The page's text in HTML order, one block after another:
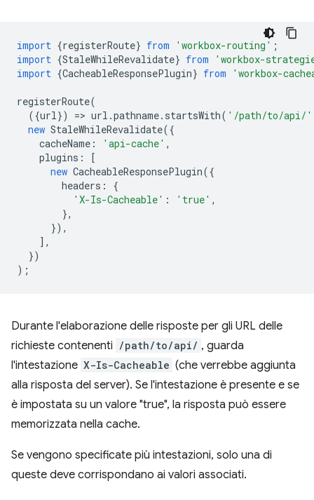
import {registerRoute} from 'workbox-routing' ;
import {StaleWhileRevalidate} from
'workbox-
import {CacheableResponsePlugin} from 'workbox-
registerRoute(
({url}) => url .pathname. startsWith( '/path/to/api/'
new StaleWhileRevalidate({
cacheName : 'api-cache' ,
plugins :
[
new CacheableResponsePlugin({
headers :
{
'X-Is-Cacheable' : 'true' ,
},
}),
],
})
);
Durante l'elaborazione delle risposte per gli URL delle
richieste contenenti /path/to/api/ , guarda
l'intestazione X-Is-Cacheable (che verrebbe aggiunta
alla risposta del server). Se l'intestazione è presente e se
è impostata su un valore "true", la risposta può essere
memorizzata nella cache.
Se vengono specificate più intestazioni, solo una di
queste deve corrispondano ai valori associati.